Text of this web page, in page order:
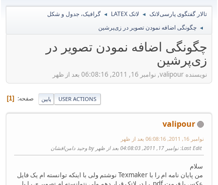
تالار گفتگوی پارسی‌لاتک ◄ لاتک LATEX ◄ گرافیک، جدول و شکل
◄ چگونگی اضافه نمودن تصویر در زی‌پرشین
چگونگی اضافه نمودن تصویر در
زی‌پرشین
نویسنده valipour, نوامبر 16, 2011, 06:08:16 بعد از ظهر
پایین صفحه 1 USER ACTIONS
valipour
نوامبر 16, 2011, 06:08:16 بعد از ظهر
Last Edit: نوامبر 17, 2011, 04:08:03 بعد از ظهر by وحید دامن‌افشان
سلام
من پایان نامه ام را با Texmaker نوشتم ولی با اینکه توانسته ام یک فایل